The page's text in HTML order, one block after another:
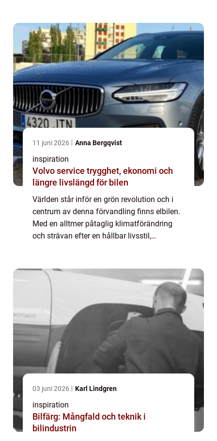
11 juni 2026 Anna Bergqvist
inspiration
Volvo service trygghet, ekonomi och
längre livslängd för bilen
Världen står inför en grön revolution och i
centrum av denna förvandling finns elbilen.
Med en alltmer påtaglig klimatförändring
och strävan efter en hållbar livsstil,
03 juni 2026 Karl Lindgren
inspiration
Bilfärg: Mångfald och teknik i
bilindustrin